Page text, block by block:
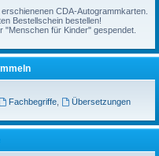
CDA-Autogrammkarten.
Bestellschein bestellen!
"Menschen für Kinder" gespendet.
Fachbegriffe,
Übersetzungen